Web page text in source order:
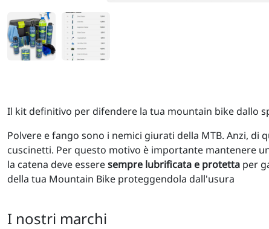
Il kit definitivo per difendere la tua mountain bike dallo
Polvere e fango sono i nemici giurati della MTB. Anzi,
cuscinetti. Per questo motivo è importante mantenere
la catena deve esseresempre lubrificata e protetta per
della tua Mountain Bike proteggendola dall'usura
I nostri marchi